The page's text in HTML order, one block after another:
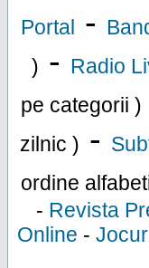
Portal -
) - Radio
pe categorii )
zilnic ) -
ordine
- Revista
Online -